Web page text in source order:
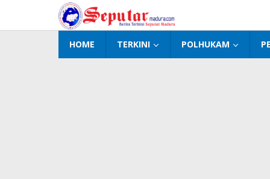
konten
HOME TERKINI POLHUKAM